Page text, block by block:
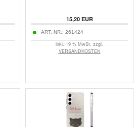
15,20EUR
ART. NR.: 261424
inkl. 19 % MwSt. zzgl.
VERSANDKOSTEN